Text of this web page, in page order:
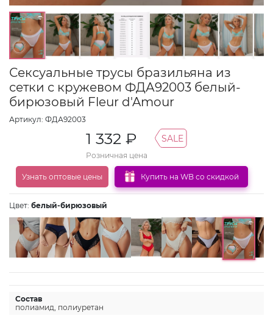
Сексуальные трусы бразильяна из
сетки с кружевом ФДА92003 белый-
бирюзовый Fleur d'Amour
Артикул: ФДА92003
1 332 ₽
Розничная цена
SALE
Узнать оптовые цены Купить на WB со скидкой
Цвет: белый-бирюзовый
Состав
полиамид, полиуретан